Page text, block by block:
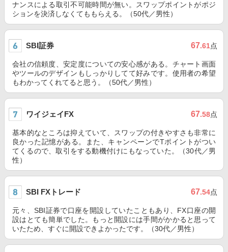
ナンスによる取引不可能時間が無い。スワップポイントがポジ
ションを決済しなくてももらえる。（50代／男性）
SBI証券 67.61点
会社の信頼度、安定度についての安心感がある。チャート画面
やツールのデザインもしっかりしてて好みです。使用者の希望
もわかってくれてると思う。（50代／男性）
ワイジェイFX 67.58点
基本的なところは抑えていて、スワップの付きやすさも非常に
良かった記憶がある。また、キャンペーンでTポイントがつい
てくるので、取引をする動機付けにもなっていた。（30代／男
性）
SBI FXトレード 67.54点
元々、SBI証券で口座を開設していたこともあり、FX口座の開
設はとても簡単でした。もっと開設には手間がかかると思って
いたため、すぐに開設できよかったです。（30代／男性）